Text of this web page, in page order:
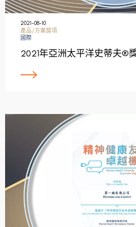
2021-08-10
產品/方案獎項
國際
2021年亞洲太平洋史蒂夫®